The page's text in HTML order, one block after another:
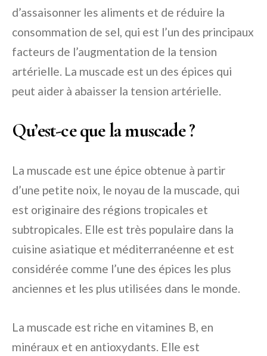
d’assaisonner les aliments et de réduire la
consommation de sel, qui est l’un des principaux
facteurs de l’augmentation de la tension
artérielle. La muscade est un des épices qui
peut aider à abaisser la tension artérielle.
Qu’est-ce que la muscade ?
La muscade est une épice obtenue à partir
d’une petite noix, le noyau de la muscade, qui
est originaire des régions tropicales et
subtropicales. Elle est très populaire dans la
cuisine asiatique et méditerranéenne et est
considérée comme l’une des épices les plus
anciennes et les plus utilisées dans le monde.
La muscade est riche en vitamines B, en
minéraux et en antioxydants. Elle est